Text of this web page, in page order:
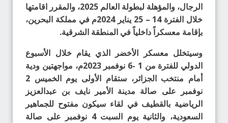
الرجال، والمؤهلة لبطولة العالم 2025، والمقرر اقامتها
خلال الفترة 14 – 25 يناير 2024م في مملكة البحرين،
بإقامة معسكراً داخلياً في المنطقة الشرقية.
وسيتخلل معسكر الأخضر الذي يقام خلال الأسبوع
الدولي للفترة من 1 -6 نوفمبر 2023م، مواجهتين ودية
أمام منتخب الجزائر، ستقام الأولى يوم الخميس 2
نوفمبر على صالة مدينة الأمير نايف بن عبدالعزيز
الرياضية بالقطيف في لقاء سيكون مفتوح للجماهير
السعودية، والثانية يوم السبت 4 نوفمبر على صالة